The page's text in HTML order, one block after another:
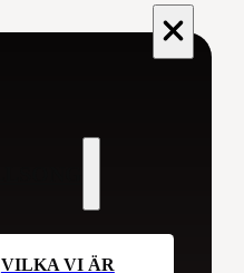
VILKA VI ÄR